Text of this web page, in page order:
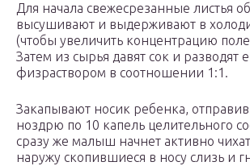
Для начала свежесрезанные листья
высушивают и выдерживают в
(чтобы увеличить концентрацию
Затем из сырья давят сок и разводят
физраствором в соотношении 1:1.
Закапывают носик ребенка,
ноздрю по 10 капель целительного
сразу же малыш начнет активно
наружу скопившиеся в носу слизь и